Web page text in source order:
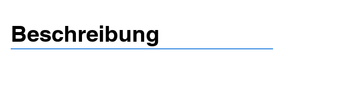
Beschreibung